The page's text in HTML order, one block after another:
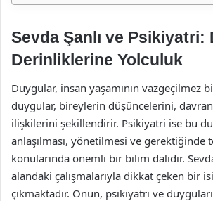
Sevda Şanlı ve Psikiyatri:
Derinliklerine Yolculuk
Duygular, insan yaşamının vazgeçilmez
duygular, bireylerin düşüncelerini,
ilişkilerini şekillendirir. Psikiyatri ise bu
anlaşılması, yönetilmesi ve gerektiğinde
konularında önemli bir bilim dalıdır.
alandaki çalışmalarıyla dikkat çeken bir
çıkmaktadır. Onun, psikiyatri ve